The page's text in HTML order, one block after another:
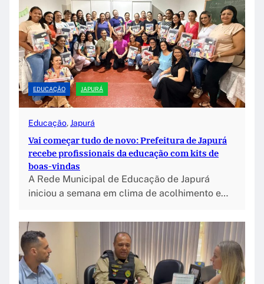
EDUCAÇÃO JAPURÁ
Educação, Japurá
Vai começar tudo de novo: Prefeitura de Japurá
recebe profissionais da educação com kits de
boas-vindas
A Rede Municipal de Educação de Japurá
iniciou a semana em clima de acolhimento e…